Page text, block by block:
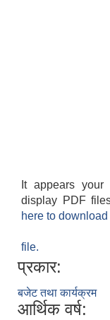
It appears
display PDF
here to
file.
प्रकार:
बजेट तथा कार्यक्रम
आर्थिक वर्ष: